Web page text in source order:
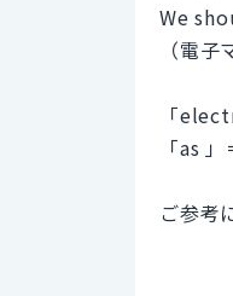
We
（電
「
「as
ご参考